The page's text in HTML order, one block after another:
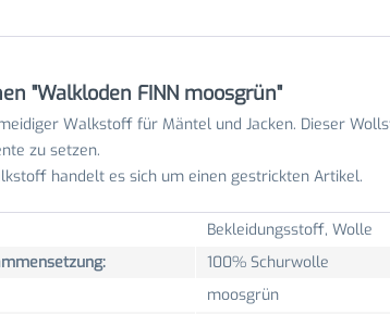
"Walkloden FINN moosgrün"
Walkstoff für Mäntel und Jacken. Dieser
zu setzen.
handelt es sich um einen gestrickten Artikel.
Bekleidungsstoff, Wolle
100% Schurwolle
moosgrün